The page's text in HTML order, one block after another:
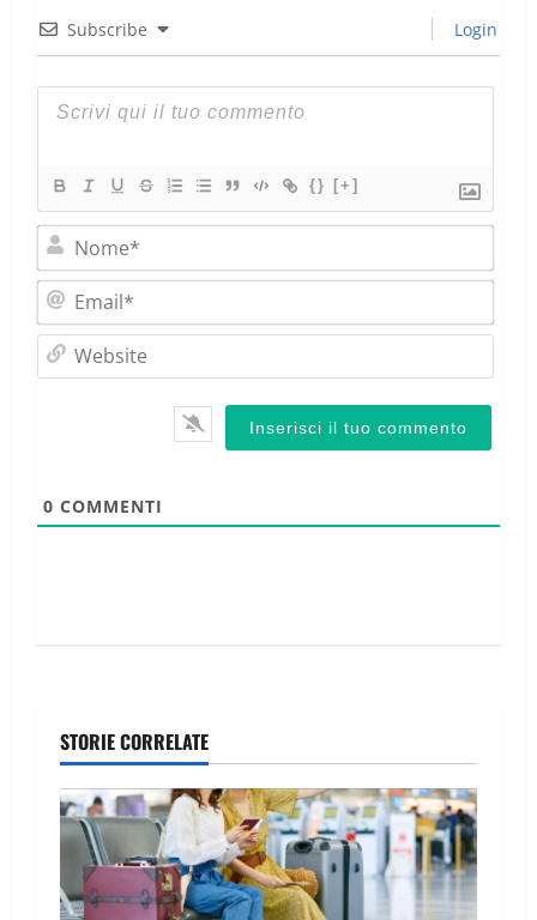
Subscribe Login
{} [+]
0 COMMENTI
STORIE CORRELATE